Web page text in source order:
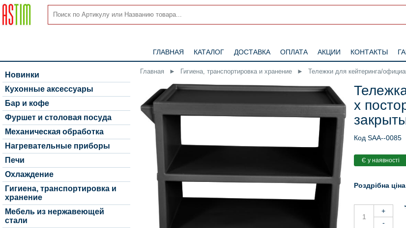
ГЛАВНАЯ КАТАЛОГ ДОСТАВКА ОПЛАТА АКЦИИ КОНТАКТЫ
Новинки
Кухонные аксессуары
Бар и кофе
Фуршет и столовая посуда
Механическая обработка
Нагревательные приборы
Печи
Охлаждение
Гигиена, транспортировка и
хранение
Мебель из нержавеющей
стали
Главная ► Гигиена, транспортировка и хранение ► Тележки для кейтеринга/
х
Код SAA--0085
Роздрібна ціна